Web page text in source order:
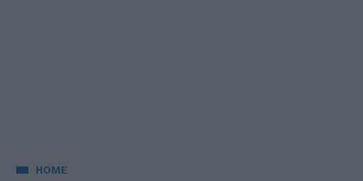
HOME